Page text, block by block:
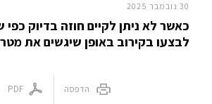
30 נובמבר 2025
כאשר לא ניתן לקיים חוזה בדיוק
לבצעו בקירוב באופן שיגשים את
הדפסה PDF